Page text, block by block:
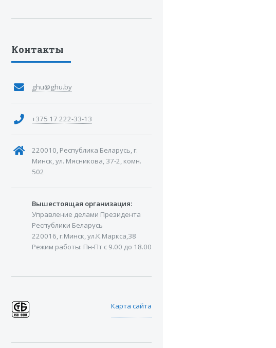
Контакты
ghu@ghu.by
+375 17 222-33-13
220010, Республика Беларусь, г.
Минск, ул. Мясникова, 37-2, комн.
502
Вышестоящая организация:
Управление делами Президента
Республики Беларусь
220016, г.Минск, ул.К.Маркса,38
Режим работы: Пн-Пт с 9.00 до 18.00
Карта сайта